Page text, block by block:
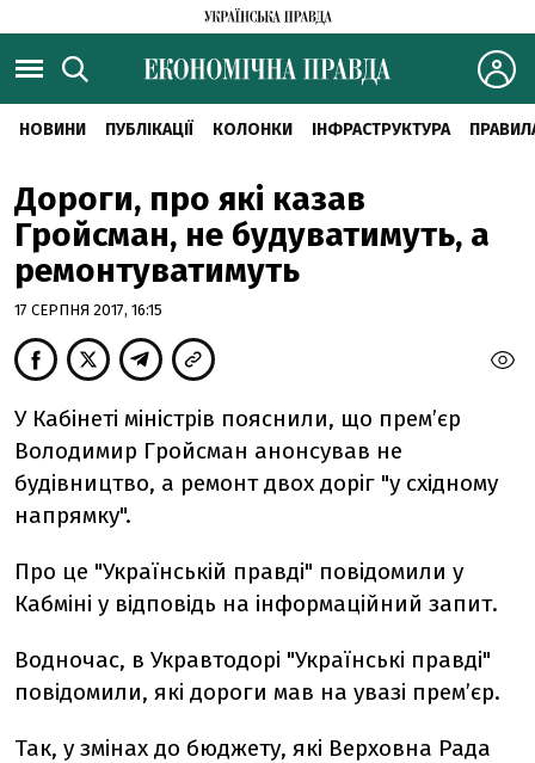
НОВИНИ ПУБЛІКАЦІЇ КОЛОНКИ ІНФРАСТРУКТУРА
Дороги, про які казав
Гройсман, не будуватимуть, а
ремонтуватимуть
17 СЕРПНЯ 2017, 16:15
У Кабінеті міністрів пояснили, що прем’єр
Володимир Гройсман анонсував не
будівництво, а ремонт двох доріг "у східному
напрямку".
Про це "Українській правді" повідомили у
Кабміні у відповідь на інформаційний запит.
Водночас, в Укравтодорі "Українські правді"
повідомили, які дороги мав на увазі прем’єр.
Так, у змінах до бюджету, які Верховна Рада